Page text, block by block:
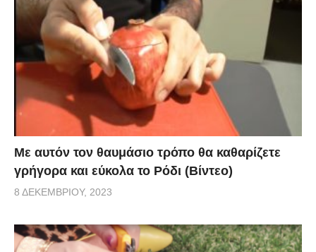
Με αυτόν τον θαυμάσιο τρόπο θα καθαρίζετε
γρήγορα και εύκολα το Ρόδι (Βίντεο)
8 ΔΕΚΕΜΒΡΊΟΥ, 2023